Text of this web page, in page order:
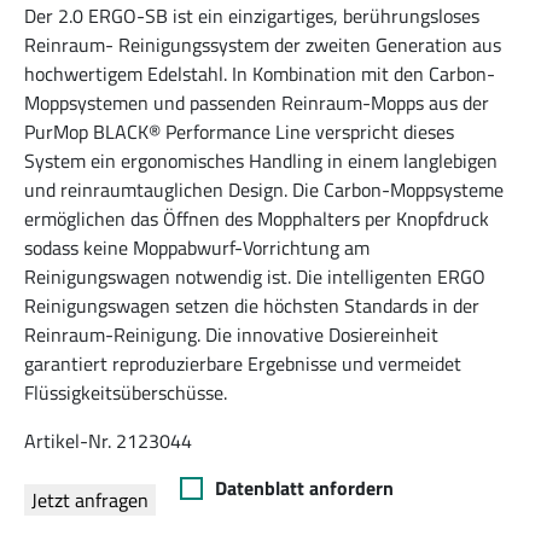
Der 2.0 ERGO-SB ist ein einzigartiges, berührungsloses
Reinraum- Reinigungssystem der zweiten Generation aus
hochwertigem Edelstahl. In Kombination mit den Carbon-
Moppsystemen und passenden Reinraum-Mopps aus der
PurMop BLACK® Performance Line verspricht dieses
System ein ergonomisches Handling in einem langlebigen
und reinraumtauglichen Design. Die Carbon-Moppsysteme
ermöglichen das Öffnen des Mopphalters per Knopfdruck
sodass keine Moppabwurf-Vorrichtung am
Reinigungswagen notwendig ist. Die intelligenten ERGO
Reinigungswagen setzen die höchsten Standards in der
Reinraum-Reinigung. Die innovative Dosiereinheit
garantiert reproduzierbare Ergebnisse und vermeidet
Flüssigkeitsüberschüsse.
Artikel-Nr. 2123044
Jetzt anfragen Datenblatt anfordern